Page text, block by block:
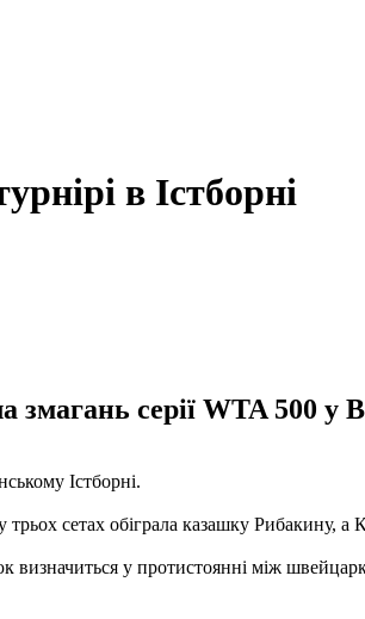
в Істборні
серії WTA 500 у
Істборні.
сетах обіграла казашку Рибакину,
у протистоянні між